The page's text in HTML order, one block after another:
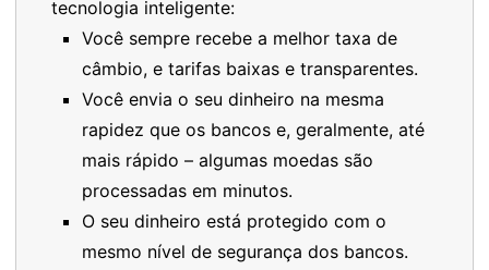
tecnologia inteligente:
Você sempre recebe a melhor taxa de
câmbio, e tarifas baixas e transparentes.
Você envia o seu dinheiro na mesma
rapidez que os bancos e, geralmente, até
mais rápido – algumas moedas são
processadas em minutos.
O seu dinheiro está protegido com o
mesmo nível de segurança dos bancos.